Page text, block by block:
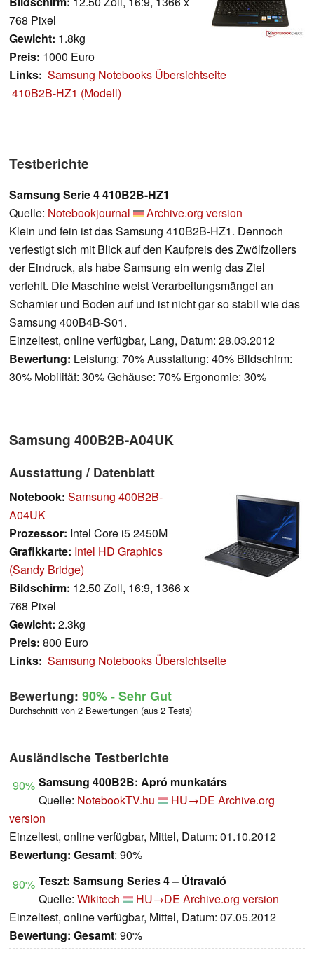
768 Pixel
Gewicht: 1.8kg
Preis: 1000 Euro
Links: Samsung Notebooks Übersichtseite
410B2B-HZ1 (Modell)
Testberichte
Samsung Serie 4 410B2B-HZ1
Quelle: Notebookjournal
Archive.org version
Klein und fein ist das Samsung 410B2B-HZ1. Dennoch
verfestigt sich mit Blick auf den Kaufpreis des Zwölfzollers
der Eindruck, als habe Samsung ein wenig das Ziel
verfehlt. Die Maschine weist Verarbeitungsmängel an
Scharnier und Boden auf und ist nicht gar so stabil wie das
Samsung 400B4B-S01.
Einzeltest, online verfügbar, Lang, Datum: 28.03.2012
Bewertung: Leistung: 70% Ausstattung: 40% Bildschirm:
30% Mobilität: 30% Gehäuse: 70% Ergonomie: 30%
Samsung 400B2B-A04UK
Ausstattung / Datenblatt
Notebook: Samsung 400B2B-
A04UK
Prozessor: Intel Core i5 2450M
Grafikkarte: Intel HD Graphics
(Sandy Bridge)
Bildschirm: 12.50 Zoll, 16:9, 1366 x
768 Pixel
Gewicht: 2.3kg
Preis: 800 Euro
Links: Samsung Notebooks Übersichtseite
Bewertung: 90%- Sehr Gut
Durchschnitt von 2 Bewertungen (aus 2 Tests)
Ausländische Testberichte
90% Samsung 400B2B: Apró munkatárs
Quelle: NotebookTV.hu HU→DE Archive.org
version
Einzeltest, online verfügbar, Mittel, Datum: 01.10.2012
Bewertung: Gesamt: 90%
90% Teszt: Samsung Series 4 – Útravaló
Quelle: Wikitech HU→DE Archive.org version
Einzeltest, online verfügbar, Mittel, Datum: 07.05.2012
Bewertung: Gesamt: 90%